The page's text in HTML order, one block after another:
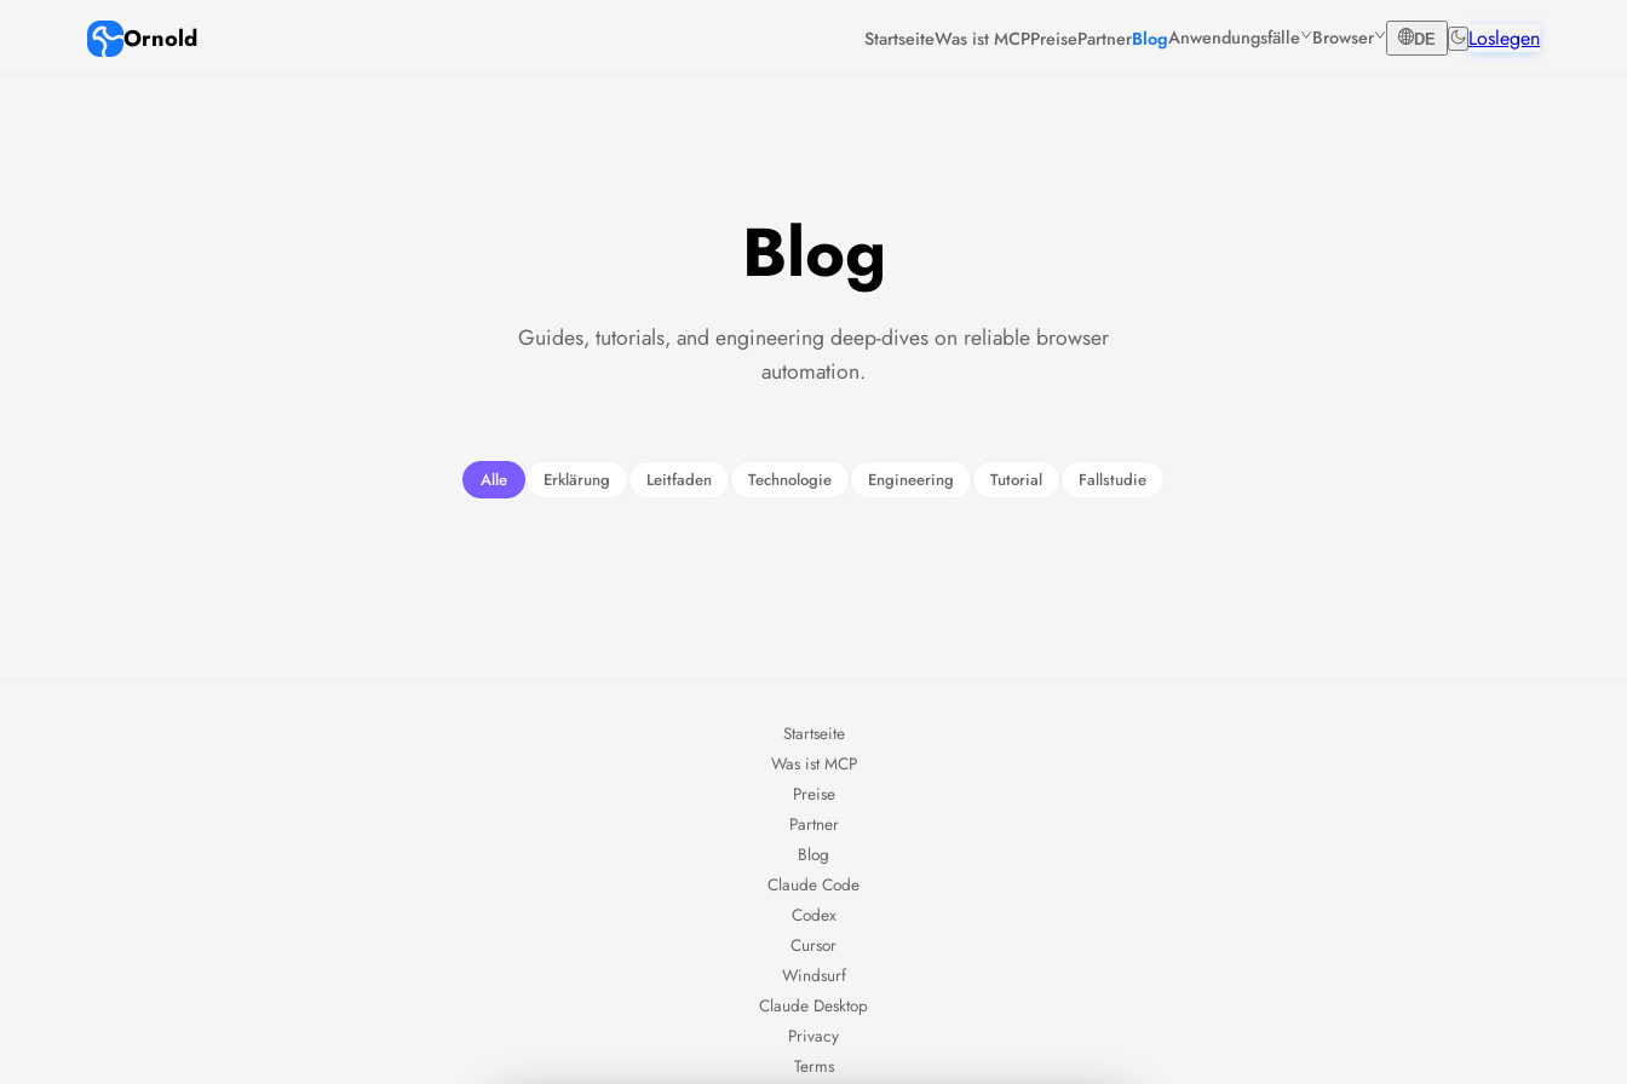
Ornold StartseiteWas ist MCPPreisePartnerBlogAnwendungsfälle Browser DE Loslegen
Blog
Guides, tutorials, and engineering deep-dives on reliable browser
automation.
Alle Erklärung Leitfaden Technologie Engineering Tutorial Fallstudie
Startseite
Was ist MCP
Preise
Partner
Blog
Claude Code
Codex
Cursor
Windsurf
Claude Desktop
Privacy
Terms